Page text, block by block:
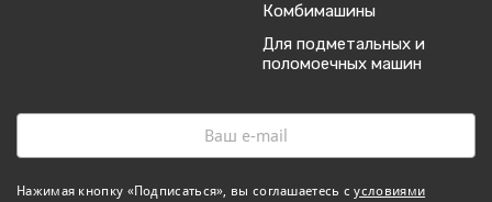
Комбимашины
Для подметальных и
поломоечных машин
Нажимая кнопку «Подписаться», вы соглашаетесь сусловиями